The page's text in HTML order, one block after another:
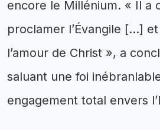
encore le Millénium. « Il a
proclamer l’Évangile [...]
l’amour de Christ », a
saluant une foi
engagement total envers